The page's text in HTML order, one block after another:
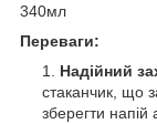
340мл
Переваги:
Надійний
стаканчик, що
зберегти напій